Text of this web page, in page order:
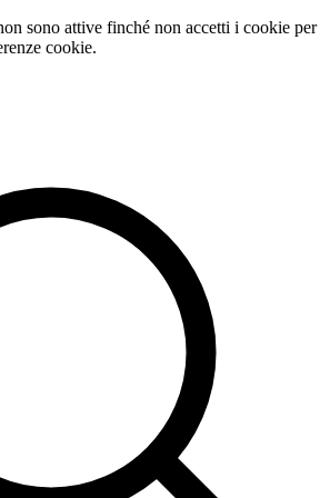
sono attive finché non accetti i cookie per
cookie.